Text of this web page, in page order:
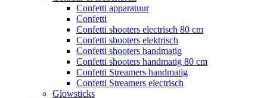
Confetti apparatuur
Confetti
Confetti shooters electrisch 80 cm
Confetti shooters elektrisch
Confetti shooters handmatig
Confetti shooters handmatig 80 cm
Confetti Streamers handmatig
Confetti Streamers electrisch
Glowsticks